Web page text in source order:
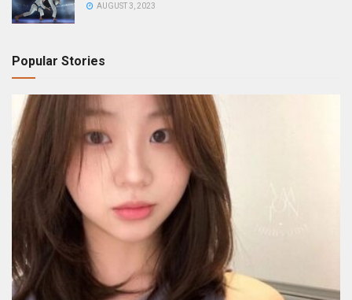
AUGUST 3, 2023
Popular Stories